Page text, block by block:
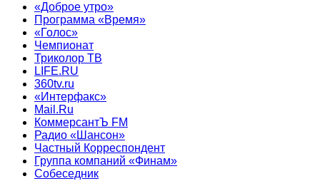
«Доброе утро»
Программа «Время»
«Голос»
Чемпионат
Триколор ТВ
LIFE.RU
360tv.ru
«Интерфакс»
Mail.Ru
КоммерсантЪ FM
Радио «Шансон»
Частный Корреспондент
Группа компаний «Финам»
Собеседник